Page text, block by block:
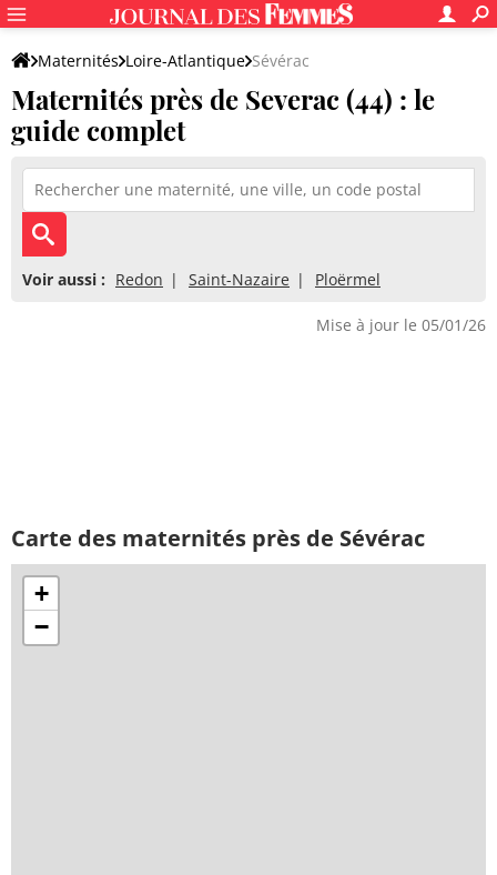
Maternités Loire-Atlantique Sévérac
Maternités près de Severac (44) : le
guide complet
Voir aussi : Redon Saint-Nazaire Ploërmel
Mise à jour le 05/01/26
Carte des maternités près de Sévérac
+
−